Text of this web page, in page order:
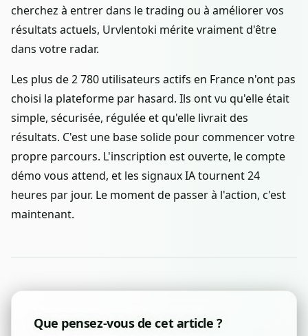
cherchez à entrer dans le trading ou à améliorer vos
résultats actuels, Urvlentoki mérite vraiment d'être
dans votre radar.
Les plus de 2 780 utilisateurs actifs en France n'ont pas
choisi la plateforme par hasard. Ils ont vu qu'elle était
simple, sécurisée, régulée et qu'elle livrait des
résultats. C'est une base solide pour commencer votre
propre parcours. L'inscription est ouverte, le compte
démo vous attend, et les signaux IA tournent 24
heures par jour. Le moment de passer à l'action, c'est
maintenant.
Que pensez-vous de cet article ?